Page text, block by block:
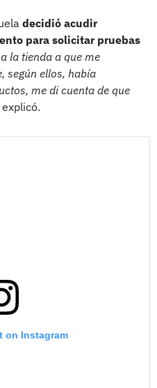
decidió acudir
para solicitar pruebas
la tienda a que me
según ellos, había
me di cuenta de que
explicó.
on Instagram